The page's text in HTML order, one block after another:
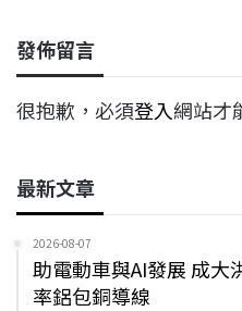
發佈留言
很抱歉，必須登入網站才
最新文章
2026-08-07
助電動車與AI發展 成大
率鋁包銅導線